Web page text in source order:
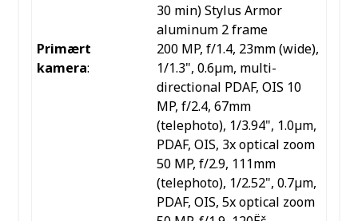
30 min) Stylus Armor
aluminum 2 frame
Primært
kamera:
200 MP, f/1.4, 23mm (wide),
1/1.3", 0.6µm, multi-
directional PDAF, OIS 10
MP, f/2.4, 67mm
(telephoto), 1/3.94", 1.0µm,
PDAF, OIS, 3x optical zoom
50 MP, f/2.9, 111mm
(telephoto), 1/2.52", 0.7µm,
PDAF, OIS, 5x optical zoom